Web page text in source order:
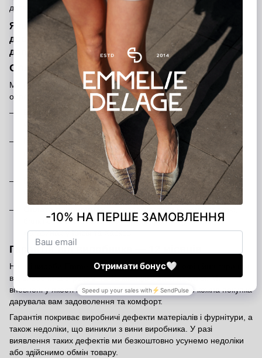
детальну інформацію щодо вартості доставки та строків.
Якщо у вас виникли питання щодо оплати чи
доставки, звертайтеся — ми завжди готові
допомогти!
Оплата замовлення
Ми пропонуємо кілька зручних способів оплати, щоб ви могли
обрати той, який підходить саме вам:
Банківською карткою на сайті— швидко та безпечно
через платіжну систему
Післяоплата
— оплата при отриманні після внесення
передоплати 200 грн (передоплата є гарантією вашого
замовлення)
Банківський переказ— ви можете переказати кошти на
наш розрахунковий рахунок
банківською карткою або через термінал у наших
магазинах у Києві та Харкові
Гарантія від виробника — 12 місяців
На всі вироби Emmelie Delage поширюється офіційна гарантія
від виробника строком на 12 місяців з дати покупки. Ми
впевнені у якості наших товарів і прагнемо, щоб кожна покупка
дарувала вам задоволення та комфорт.
Гарантія покриває виробничі дефекти матеріалів і фурнітури, а
також недоліки, що виникли з вини виробника. У разі
виявлення таких дефектів ми безкоштовно усунемо недоліки
або здійснимо обмін товару.